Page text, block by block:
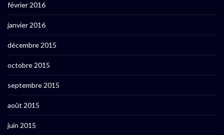
février 2016
janvier 2016
décembre 2015
octobre 2015
septembre 2015
août 2015
juin 2015